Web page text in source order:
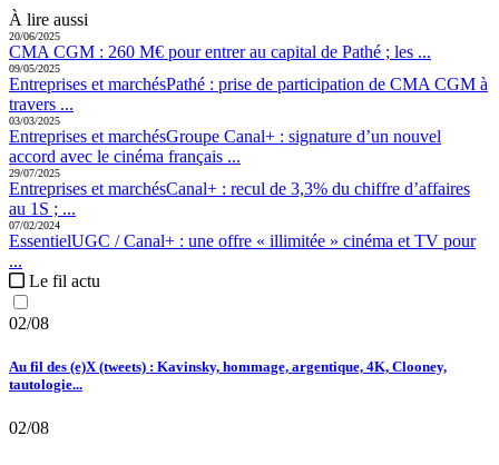
À lire aussi
20/06/2025
CMA CGM : 260 M€ pour entrer au capital de Pathé ; les ...
09/05/2025
Entreprises et marchésPathé : prise de participation de CMA CGM à
travers ...
03/03/2025
Entreprises et marchésGroupe Canal+ : signature d’un nouvel
accord avec le cinéma français ...
29/07/2025
Entreprises et marchésCanal+ : recul de 3,3% du chiffre d’affaires
au 1S ; ...
07/02/2024
EssentielUGC / Canal+ : une offre « illimitée » cinéma et TV pour
...
Le fil actu
02/08
Au fil des (e)X (tweets) : Kavinsky, hommage, argentique, 4K, Clooney,
tautologie...
02/08